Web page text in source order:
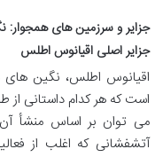
جزایر و سرزمین های همجوار:
جزایر اصلی اقیانوس اطلس
اقیانوس اطلس، نگین های
است که هر کدام داستانی از
می توان بر اساس منشأ
آتشفشانی که اغلب از